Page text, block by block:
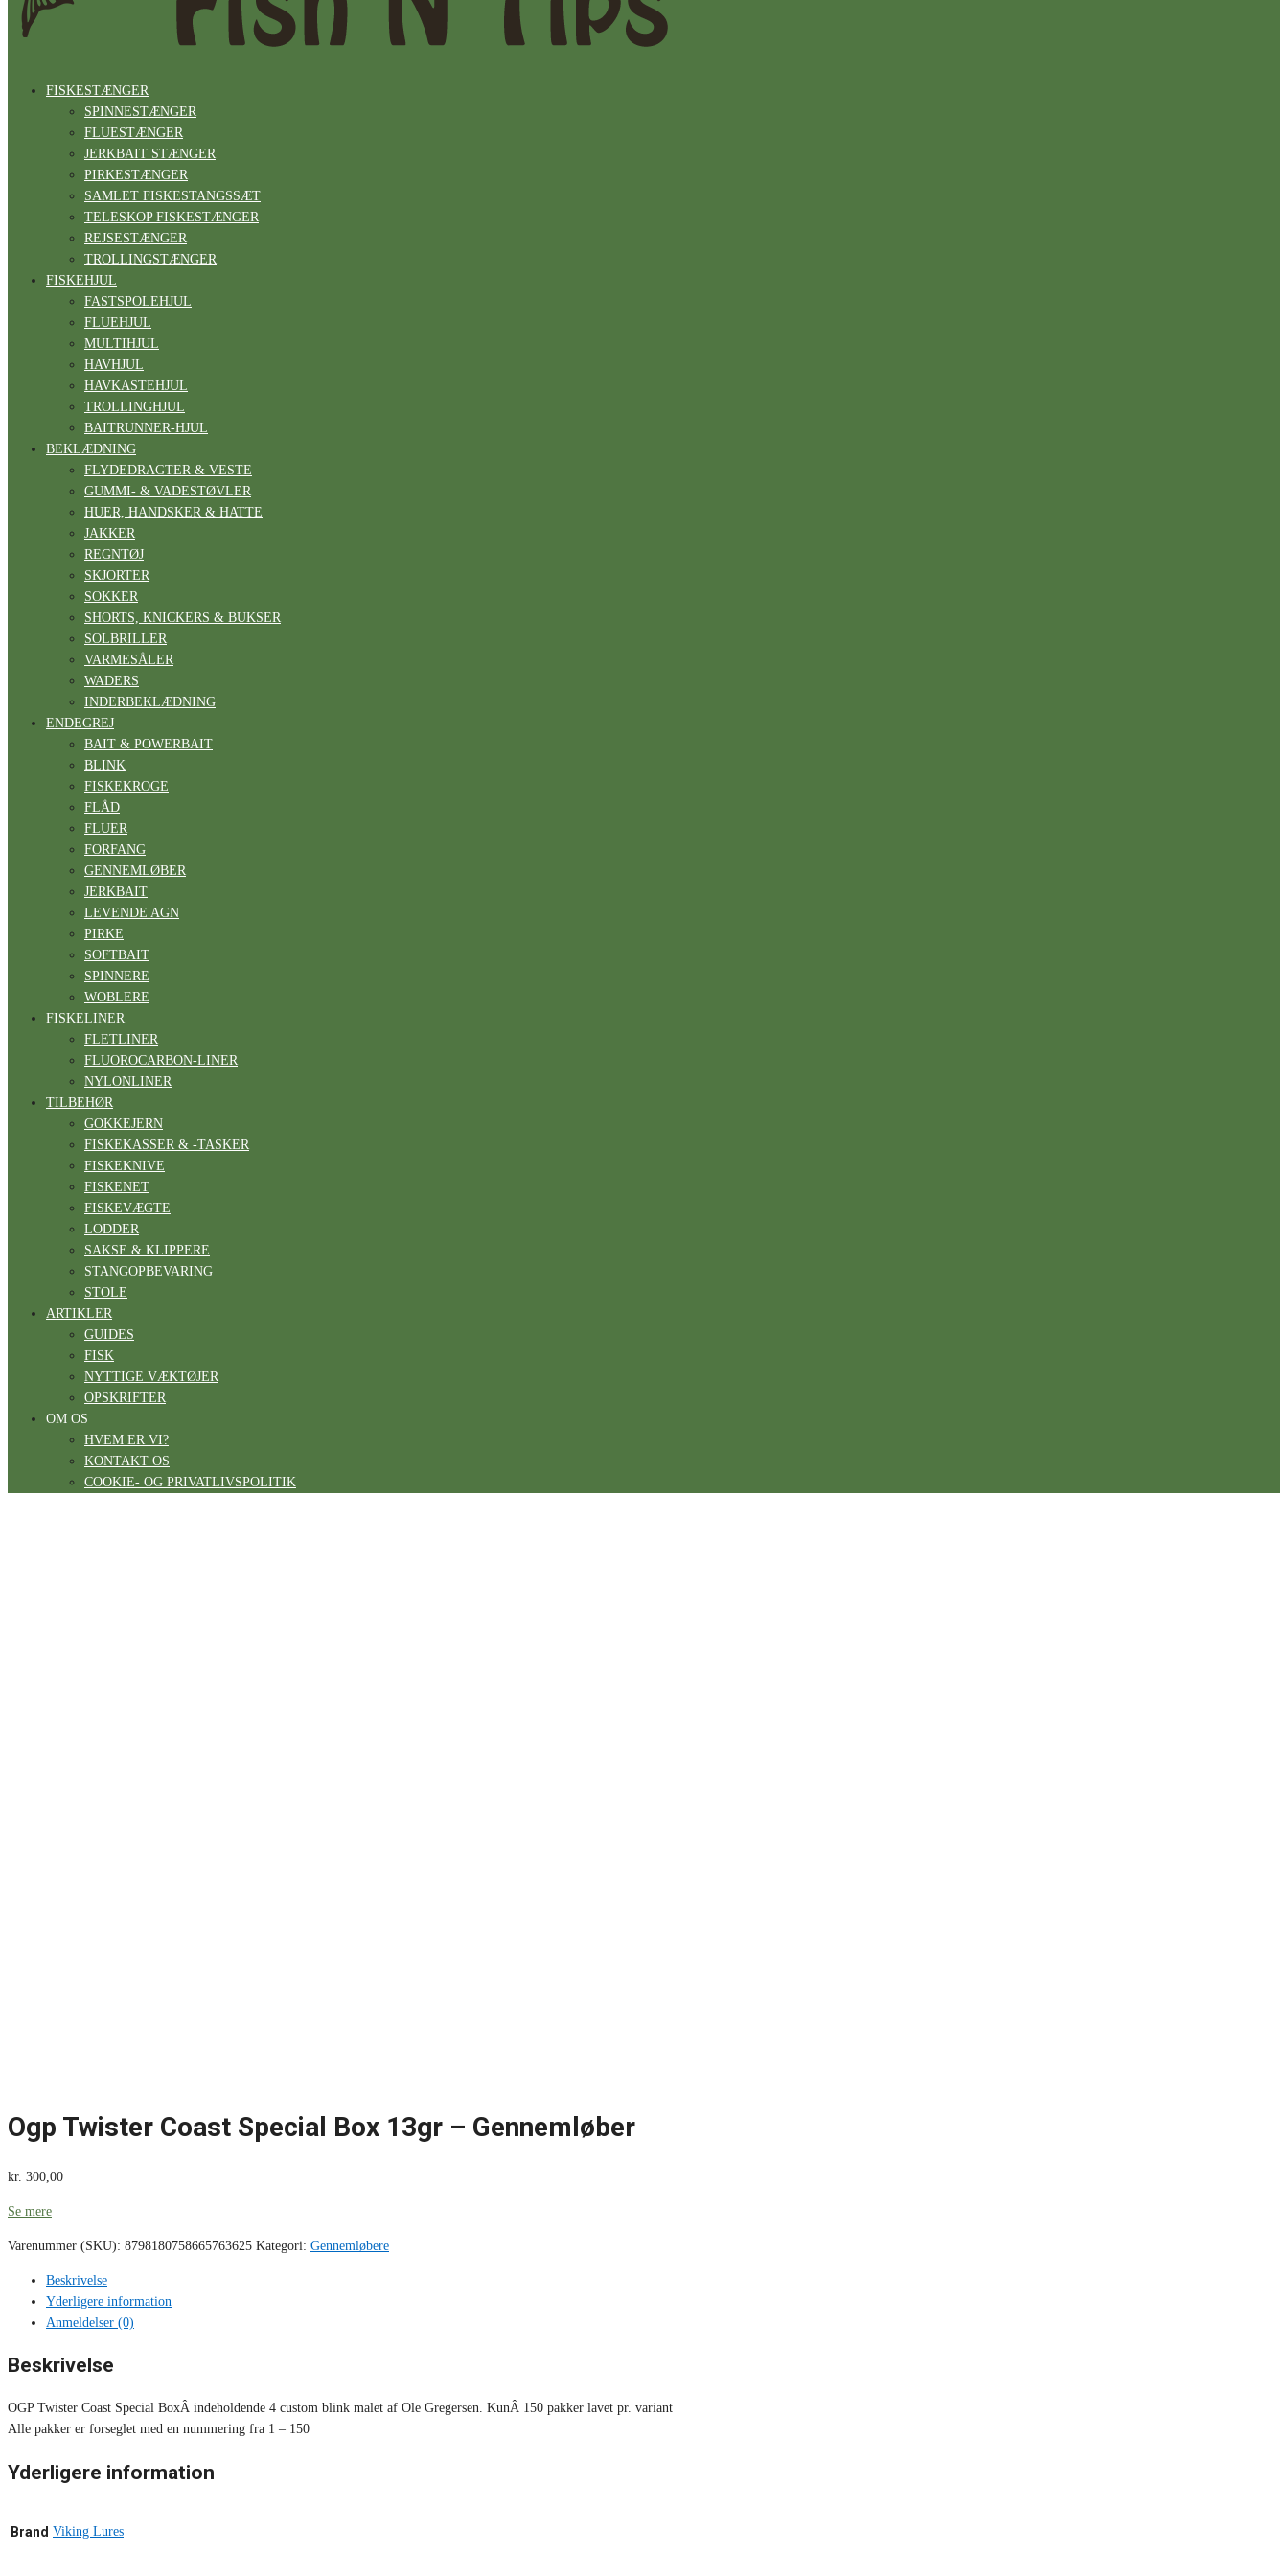
FISKESTÆNGER
SPINNESTÆNGER
FLUESTÆNGER
JERKBAIT STÆNGER
PIRKESTÆNGER
SAMLET FISKESTANGSSÆT
TELESKOP FISKESTÆNGER
REJSESTÆNGER
TROLLINGSTÆNGER
FISKEHJUL
FASTSPOLEHJUL
FLUEHJUL
MULTIHJUL
HAVHJUL
HAVKASTEHJUL
TROLLINGHJUL
BAITRUNNER-HJUL
BEKLÆDNING
FLYDEDRAGTER & VESTE
GUMMI- & VADESTØVLER
HUER, HANDSKER & HATTE
JAKKER
REGNTØJ
SKJORTER
SOKKER
SHORTS, KNICKERS & BUKSER
SOLBRILLER
VARMESÅLER
WADERS
INDERBEKLÆDNING
ENDEGREJ
BAIT & POWERBAIT
BLINK
FISKEKROGE
FLÅD
FLUER
FORFANG
GENNEMLØBER
JERKBAIT
LEVENDE AGN
PIRKE
SOFTBAIT
SPINNERE
WOBLERE
FISKELINER
FLETLINER
FLUOROCARBON-LINER
NYLONLINER
TILBEHØR
GOKKEJERN
FISKEKASSER & -TASKER
FISKEKNIVE
FISKENET
FISKEVÆGTE
LODDER
SAKSE & KLIPPERE
STANGOPBEVARING
STOLE
ARTIKLER
GUIDES
FISK
NYTTIGE VÆKTØJER
OPSKRIFTER
OM OS
HVEM ER VI?
KONTAKT OS
COOKIE- OG PRIVATLIVSPOLITIK
Ogp Twister Coast Special Box 13gr – Gennemløber
kr. 300,00
Se mere
Varenummer (SKU): 8798180758665763625 Kategori: Gennemløbere
Beskrivelse
Yderligere information
Anmeldelser (0)
Beskrivelse
OGP Twister Coast Special BoxÂ indeholdende 4 custom blink malet af Ole Gregersen. KunÂ 150 pakker lavet pr. variant
Alle pakker er forseglet med en nummering fra 1 – 150
Yderligere information
Brand Viking Lures